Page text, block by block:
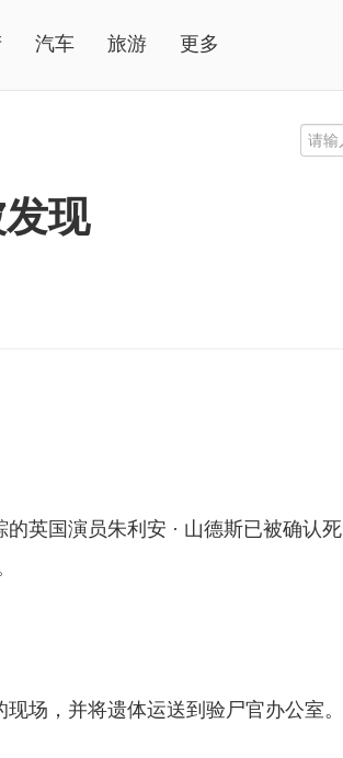
汽车 旅游 更多
现
英国演员朱利安 · 山德斯已被确认死
场，并将遗体运送到验尸官办公室。